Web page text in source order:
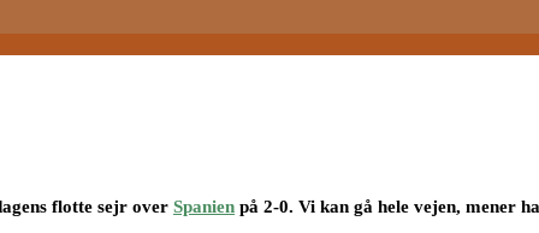
flotte sejr over Spanien på 2-0. Vi kan gå hele vejen, mener